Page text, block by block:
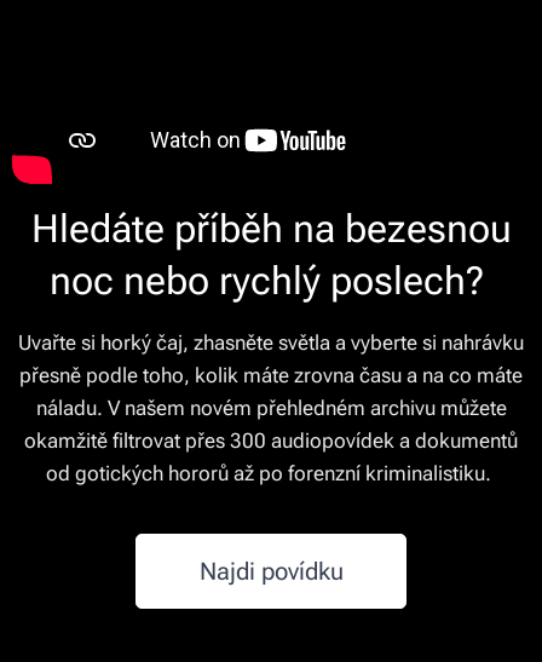
Hledáte příběh na bezesnou
noc nebo rychlý poslech?
Uvařte si horký čaj, zhasněte světla a vyberte si nahrávku
přesně podle toho, kolik máte zrovna času a na co máte
náladu. V našem novém přehledném archivu můžete
okamžitě filtrovat přes 300 audiopovídek a dokumentů
od gotických hororů až po forenzní kriminalistiku.
Najdi povídku